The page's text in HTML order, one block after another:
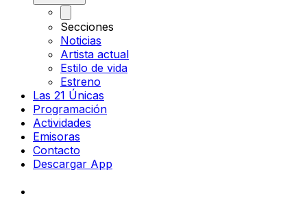
Secciones
Noticias
Artista actual
Estilo de vida
Estreno
Las 21 Únicas
Programación
Actividades
Emisoras
Contacto
Descargar App